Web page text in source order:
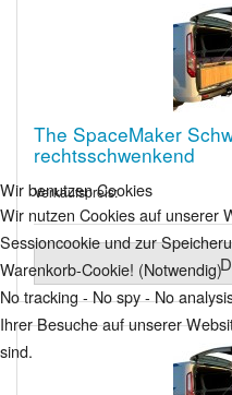
The SpaceMaker
rechtsschwenkend
Verkaufspreis:
Wir benutzen Cookies
Wir nutzen Cookies auf unserer
Sessioncookie und zur
Warenkorb-Cookie! (Notwendig)
No tracking - No spy - No
Ihrer Besuche auf unserer
sind.